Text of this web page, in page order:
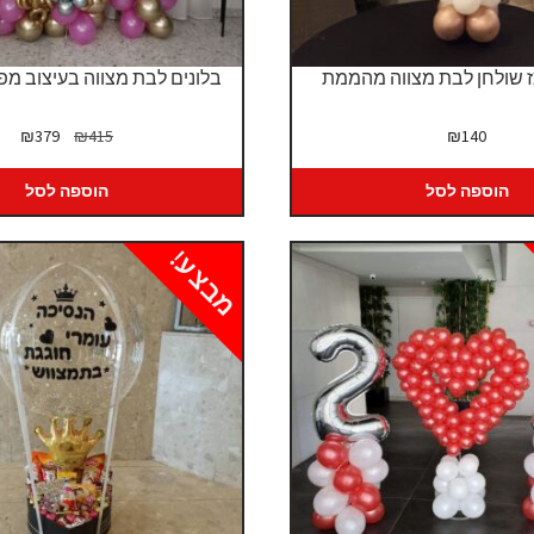
שולחן לבת מצווה מהממת
₪140
הוספה לסל
בלונים לבת מצווה בעיצוב
₪415
המחיר
היה:
₪415.
₪379
הוספה לסל
מבצע!